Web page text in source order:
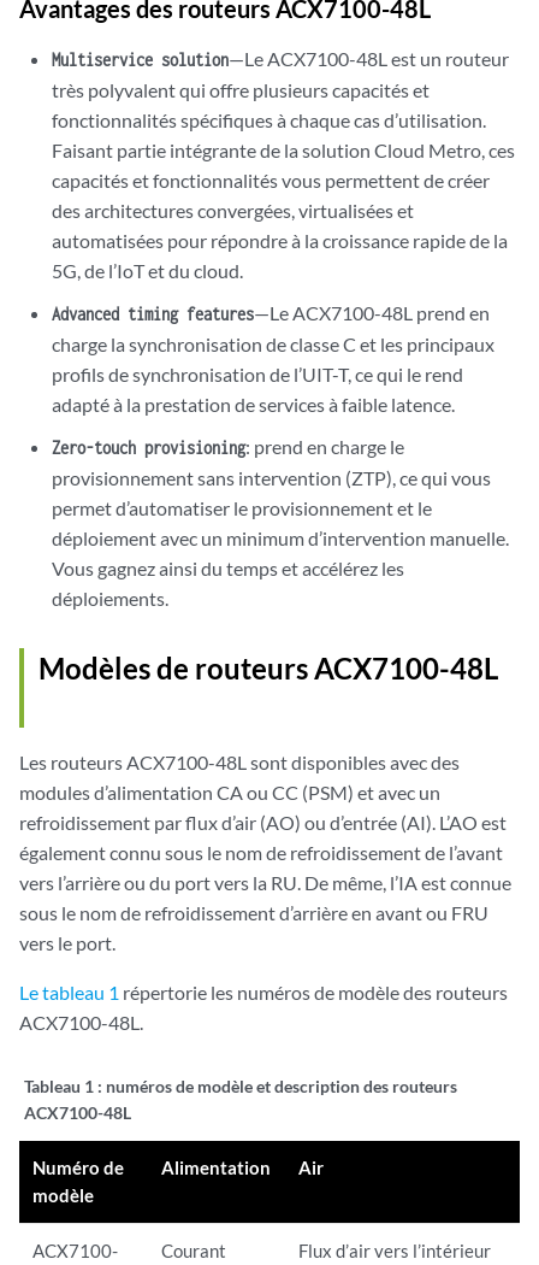
Avantages des routeurs ACX7100-48L
Multiservice solution—Le ACX7100-48L est un routeur
très polyvalent qui offre plusieurs capacités et
fonctionnalités spécifiques à chaque cas d’utilisation.
Faisant partie intégrante de la solution Cloud Metro, ces
capacités et fonctionnalités vous permettent de créer
des architectures convergées, virtualisées et
automatisées pour répondre à la croissance rapide de la
5G, de l’IoT et du cloud.
Advanced timing features—Le ACX7100-48L prend en
charge la synchronisation de classe C et les principaux
profils de synchronisation de l’UIT-T, ce qui le rend
adapté à la prestation de services à faible latence.
Zero-touch provisioning: prend en charge le
provisionnement sans intervention (ZTP), ce qui vous
permet d’automatiser le provisionnement et le
déploiement avec un minimum d’intervention manuelle.
Vous gagnez ainsi du temps et accélérez les
déploiements.
Modèles de routeurs ACX7100-48L
Les routeurs ACX7100-48L sont disponibles avec des
modules d’alimentation CA ou CC (PSM) et avec un
refroidissement par flux d’air (AO) ou d’entrée (AI). L’AO est
également connu sous le nom de refroidissement de l’avant
vers l’arrière ou du port vers la RU. De même, l’IA est connue
sous le nom de refroidissement d’arrière en avant ou FRU
vers le port.
Le tableau 1 répertorie les numéros de modèle des routeurs
ACX7100-48L.
Tableau 1 : numéros de modèle et description des routeurs
ACX7100-48L
Numéro de
modèle
Alimentation Air
ACX7100-
Courant
Flux d’air vers l’intérieur